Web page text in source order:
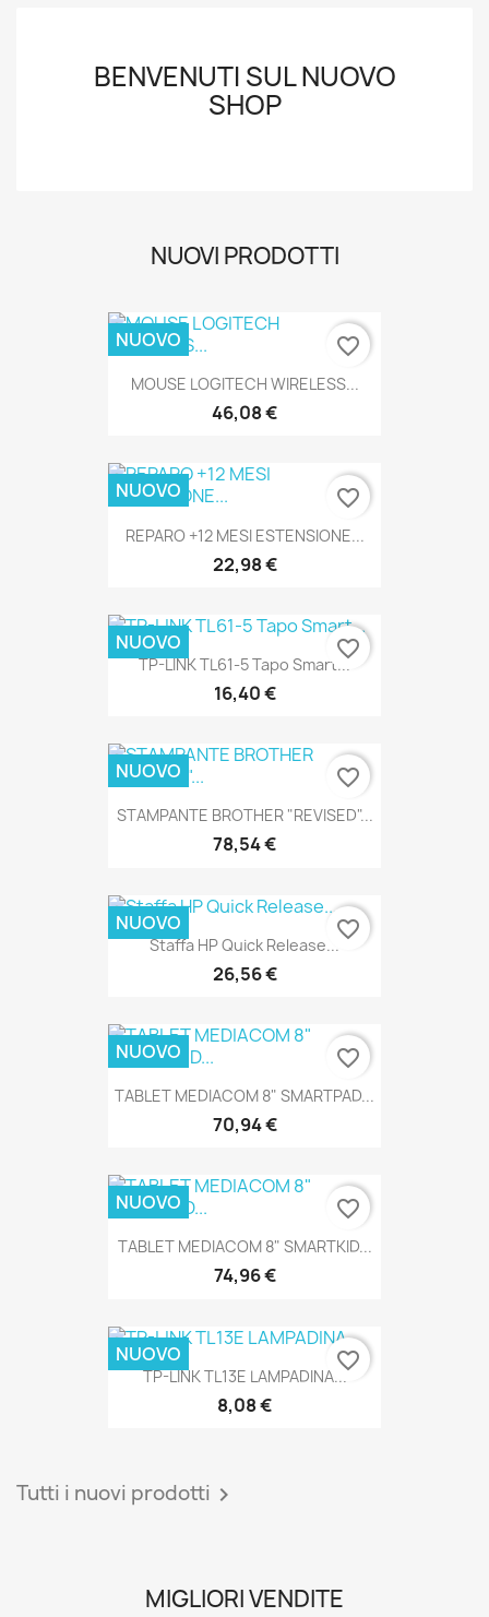
BENVENUTI SUL NUOVO
SHOP
NUOVI PRODOTTI
MOUSE LOGITECH WIRELESS...
46,08 €
NUOVO favorite_border
REPARO +12 MESI ESTENSIONE...
22,98 €
NUOVO favorite_border
TP-LINK TL61-5 Tapo Smart...
16,40 €
NUOVO favorite_border
STAMPANTE BROTHER "REVISED"...
78,54 €
NUOVO favorite_border
Staffa HP Quick Release...
26,56 €
NUOVO favorite_border
TABLET MEDIACOM 8" SMARTPAD...
70,94 €
NUOVO favorite_border
TABLET MEDIACOM 8" SMARTKID...
74,96 €
NUOVO favorite_border
TP-LINK TL13E LAMPADINA...
8,08 €
NUOVO favorite_border
Tutti i nuovi prodotti 
MIGLIORI VENDITE